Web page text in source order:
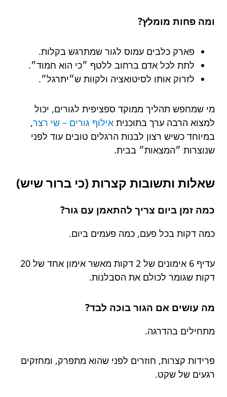
ומה פחות מומלץ?
פארק כלבים עמוס לגור שמתרגש בקלות.
לתת לכל אדם ברחוב ללטף ״כי הוא חמוד״.
לזרוק אותו לסיטואציה ולקוות ש״יתרגל״.
מי שמחפש תהליך ממוקד ספציפית לגורים, יכול
למצוא הרבה ערך בתוכנית אילוף גורים – שי רצר,
במיוחד כשיש רצון לבנות הרגלים טובים עוד לפני
שנוצרות ״המצאות״ בבית.
שאלות ותשובות קצרות (כי ברור שיש)
כמה זמן ביום צריך להתאמן עם גור?
כמה דקות בכל פעם, כמה פעמים ביום.
עדיף 6 אימונים של 2 דקות מאשר אימון אחד של 20
דקות שגומר לכולם את הסבלנות.
מה עושים אם הגור בוכה לבד?
מתחילים בהדרגה.
פרידות קצרות, חוזרים לפני שהוא מתפרק, ומחזקים
רגעים של שקט.